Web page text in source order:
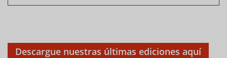
Descargue nuestras últimas ediciones aquí